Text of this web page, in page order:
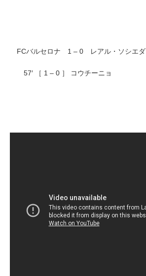
FCバルセロナ 1 – 0 レアル・ソシエダ
57′ ［ 1 – 0 ］ コウチーニョ